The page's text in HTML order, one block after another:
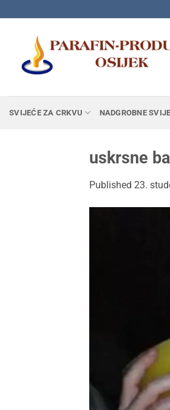
to
SVIJEĆE ZA CRKVU NADGROBNE
uskrsne
Published 23.